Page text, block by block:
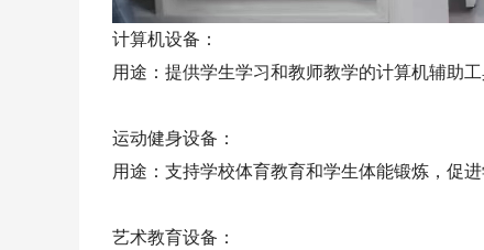
计算机设备：
用途：提供学生学习和教师教学的计算机辅助
运动健身设备：
用途：支持学校体育教育和学生体能锻炼，促进
艺术教育设备：